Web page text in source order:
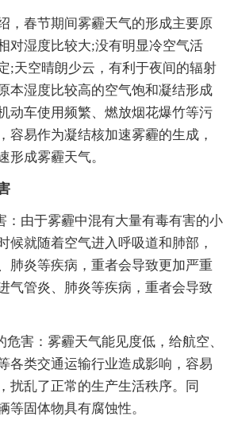
，春节期间雾霾天气的形成主要原
对湿度比较大;没有明显冷空气活
;天空晴朗少云，有利于夜间的辐射
本湿度比较高的空气饱和凝结形成
动车使用频繁、燃放烟花爆竹等污
容易作为凝结核加速雾霾的生成，
形成雾霾天气。
：由于雾霾中混有大量有毒有害的小
候就随着空气进入呼吸道和肺部，
肺炎等疾病，重者会导致更加严重
气管炎、肺炎等疾病，重者会导致
危害：雾霾天气能见度低，给航空、
各类交通运输行业造成影响，容易
扰乱了正常的生产生活秩序。同
等固体物具有腐蚀性。